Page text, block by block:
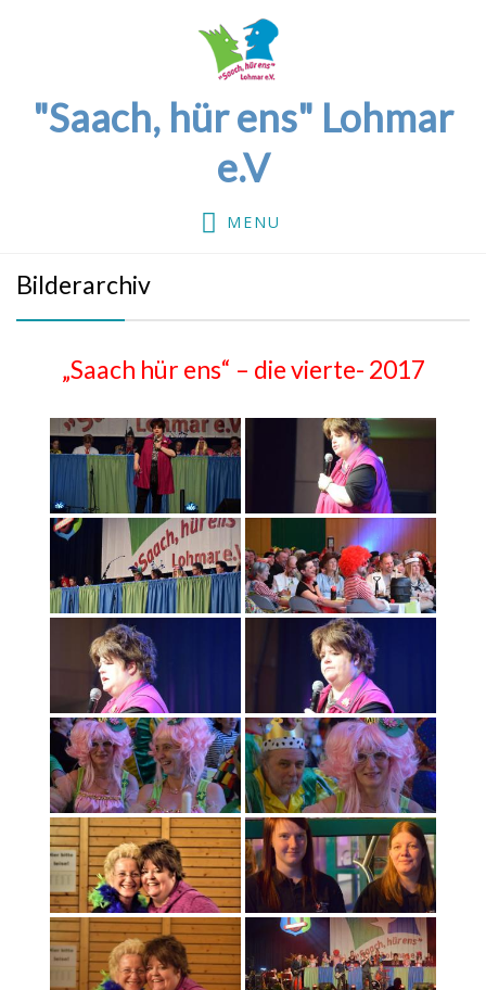
"Saach, hür ens" Lohmar
e.V
MENU
Bilderarchiv
„Saach hür ens“ – die vierte- 2017